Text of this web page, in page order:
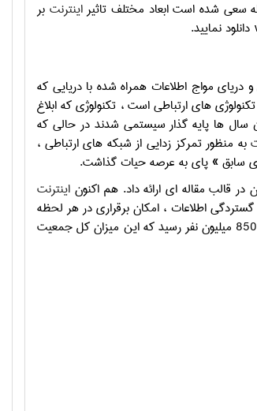
سعی شده است ابعاد مختلف تاثیراینترنت بر
دانلود نمایید.
مواج اطلاعات همراه شده با دریایی که
های ارتباطی است ، تکنولوژی که ابلاغ
) در این سال ها پایه گذار سیستمی شدند در حالی که
به منظور تمرکز زدایی از شبکه های ارتباطی ،
سابق » پای به عرصه حیات گذاشت.
قالب مقاله ای ارائه داد. هم اکنون اینترنت
اطلاعات ، امکان برقراری در هر لحظه
ی به 850 میلیون نفر رسید که این میزان کل جمعیت